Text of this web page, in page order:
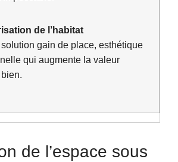
de l’habitat
solution gain de place, esthétique
qui augmente la valeur
de l’espace sous